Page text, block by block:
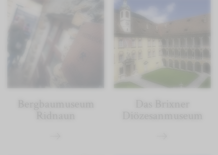
Bergbaumuseum Das Brixner
Diözesanmuseum